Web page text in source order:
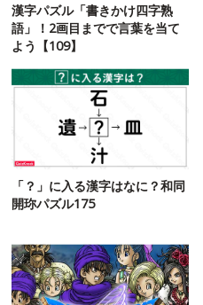
漢字パズル「書きかけ四字熟
語」！2画目までで言葉を当て
よう【109】
「？」に入る漢字はなに？和同
開珎パズル175